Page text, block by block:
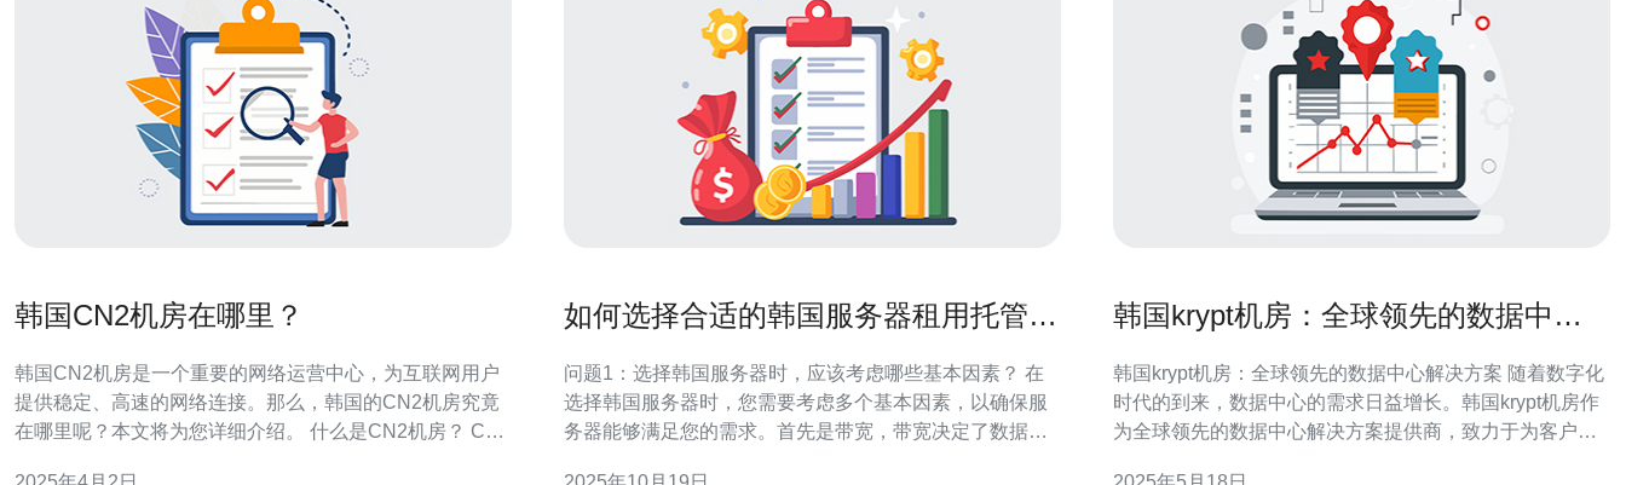
韩国CN2机房在哪里？
韩国CN2机房是一个重要的网络运营中心，为互联网用户
提供稳定、高速的网络连接。那么，韩国的CN2机房究竟
在哪里呢？本文将为您详细介绍。 什么是CN2机房？ CN2
如何选择合适的韩国服务器租用托管服
问题1：选择韩国服务器时，应该考虑哪些基本因素？ 在
选择韩国服务器时，您需要考虑多个基本因素，以确保服
务器能够满足您的需求。首先是带宽，带宽决定了数据传
韩国krypt机房：全球领先的数据中心
韩国krypt机房：全球领先的数据中心解决方案 随着数字化
时代的到来，数据中心的需求日益增长。韩国krypt机房作
为全球领先的数据中心解决方案提供商，致力于为客户提